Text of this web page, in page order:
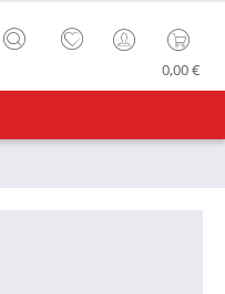
0,00 €